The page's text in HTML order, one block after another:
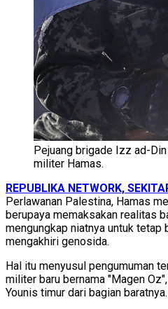
Pejuang brigade Izz ad-
militer Hamas.
REPUBLIKA NETWORK,
Perlawanan Palestina, Hamas
berupaya memaksakan realitas
mengungkap niatnya untuk tetap
mengakhiri genosida.
Hal itu menyusul pengumuman
militer baru bernama "Magen
Younis timur dari bagian baratnya.